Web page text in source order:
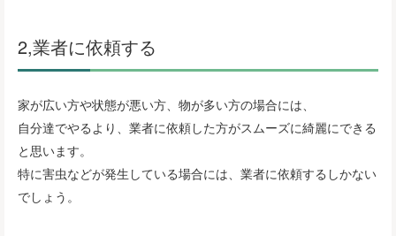
2,業者に依頼する
家が広い方や状態が悪い方、物が多い方の場合には、
自分達でやるより、業者に依頼した方がスムーズに綺麗にできる
と思います。
特に害虫などが発生している場合には、業者に依頼するしかない
でしょう。